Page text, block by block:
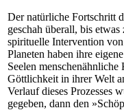
Der natürliche Fortschritt
geschah überall, bis
spirituelle Intervention
Planeten haben ihre
Seelen
Göttlichkeit in ihrer Welt
Verlauf dieses Prozesses
gegeben, dann den